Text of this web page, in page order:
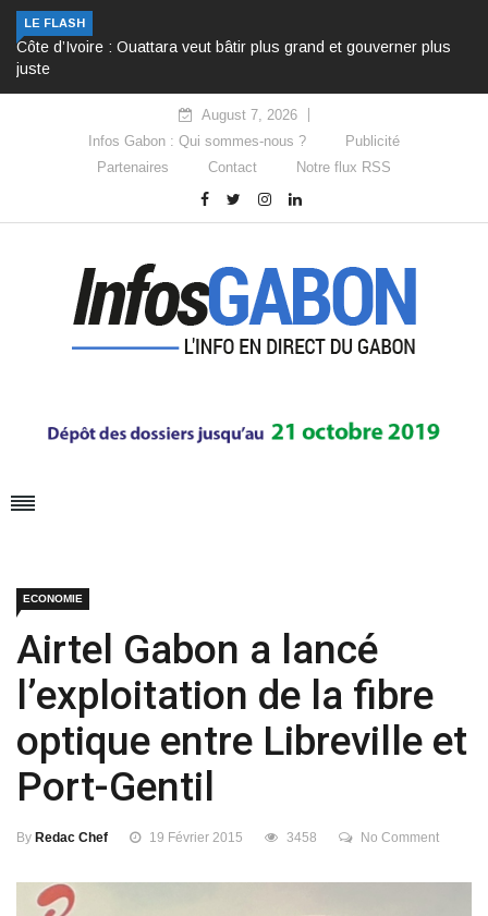
LE FLASH
Côte d’Ivoire : Ouattara veut bâtir plus grand et gouverner plus
juste
August 7, 2026
Infos Gabon : Qui sommes-nous ?
Publicité
Partenaires
Contact Notre flux RSS
ECONOMIE
Airtel Gabon a lancé
l’exploitation de la fibre
optique entre Libreville et
Port-Gentil
By Redac Chef 19 Février 2015 3458 No Comment